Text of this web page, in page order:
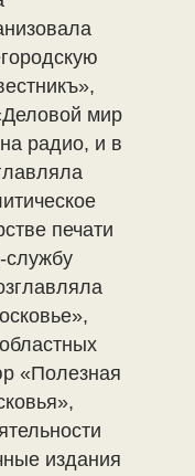
мир
радио, и в
печати
службу
«Полезная
издания